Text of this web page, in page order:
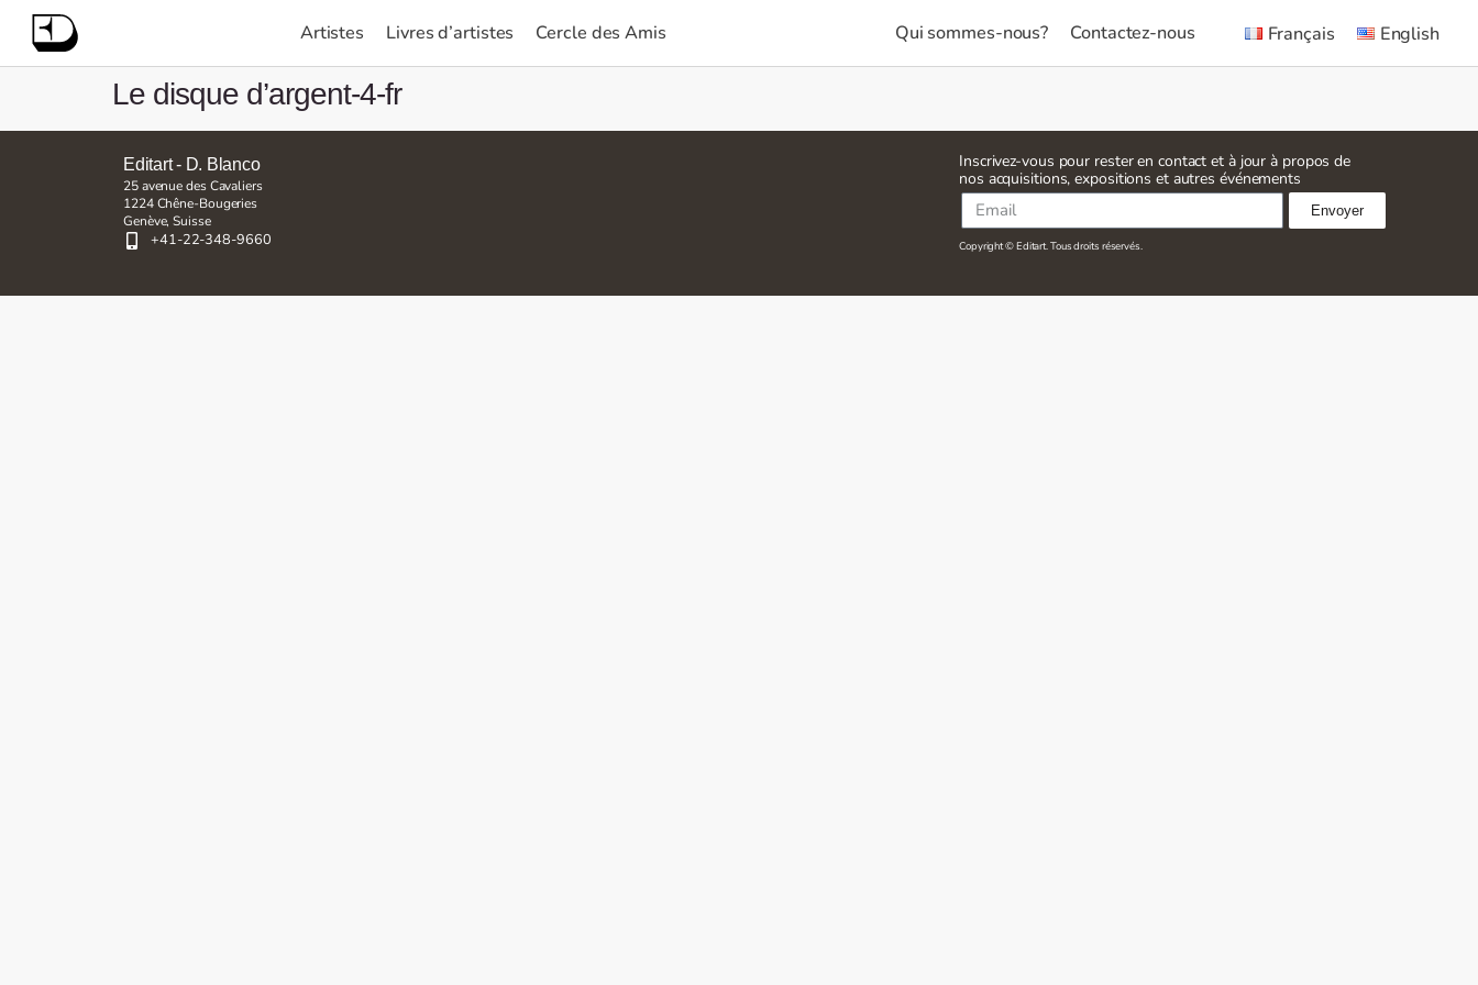
Artistes Livres d’artistes Cercle des Amis Qui sommes-nous? Contactez-nous Français English
Le disque d’argent-4-fr
Editart - D. Blanco
25 avenue des Cavaliers
1224 Chêne-Bougeries
Genève, Suisse
+41-22-348-9660
Inscrivez-vous pour rester en contact et à jour à propos de
nos acquisitions, expositions et autres événements
Envoyer
Copyright © Editart. Tous droits réservés.